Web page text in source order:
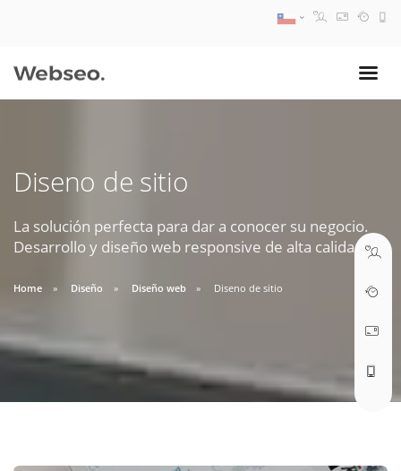
Diseno de sitio
La solución perfecta para dar a conocer su negocio.
Desarrollo y diseño web responsive de alta calidad.
Home Diseño Diseño web Diseno de sitio
09:30 AM A 18:30 PM
soporte@webseo.cl